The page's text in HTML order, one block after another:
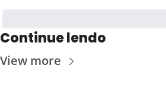
Continue lendo
View more